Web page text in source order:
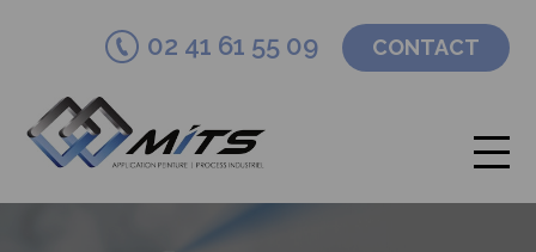
CONTACT
02 41 61 55 09